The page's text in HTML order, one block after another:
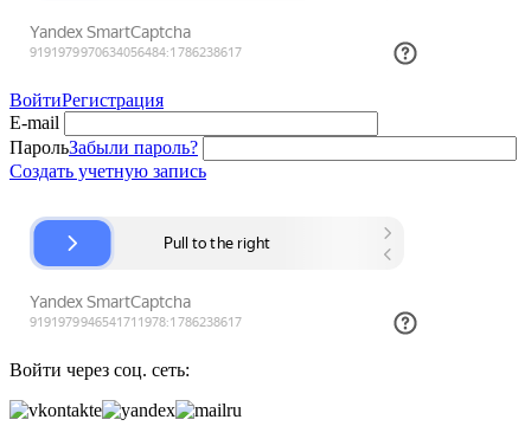
ВойтиРегистрация
E-mail
ПарольЗабыли пароль?
Создать учетную запись
Войти через соц. сеть: